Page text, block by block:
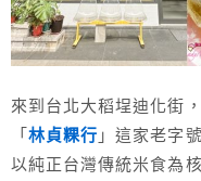
來到台北大稻埕迪化街
「林貞粿行 」這家老字
以純正台灣傳統米食為